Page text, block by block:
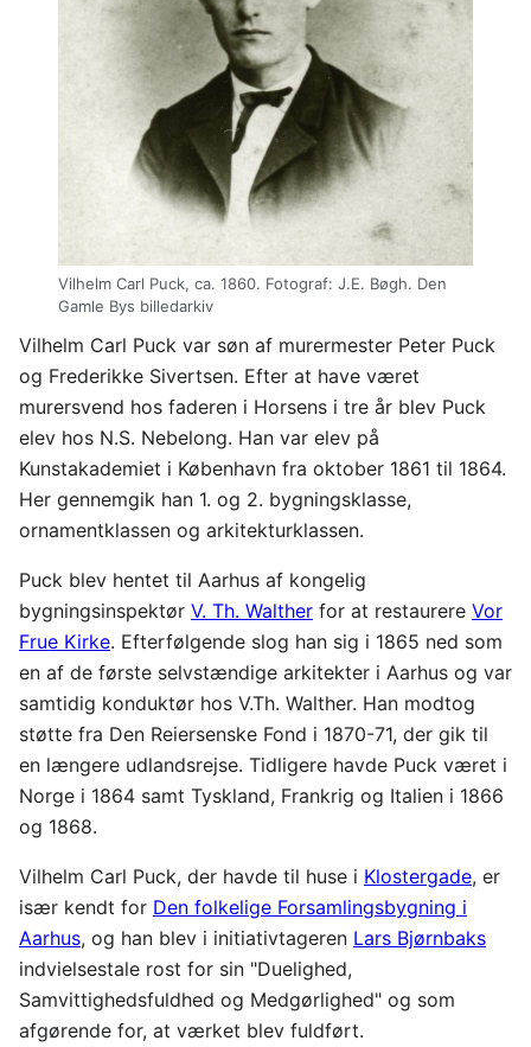
Vilhelm Carl Puck, ca. 1860. Fotograf: J.E. Bøgh. Den
Gamle Bys billedarkiv
Vilhelm Carl Puck var søn af murermester Peter Puck
og Frederikke Sivertsen. Efter at have været
murersvend hos faderen i Horsens i tre år blev Puck
elev hos N.S. Nebelong. Han var elev på
Kunstakademiet i København fra oktober 1861 til 1864.
Her gennemgik han 1. og 2. bygningsklasse,
ornamentklassen og arkitekturklassen.
Puck blev hentet til Aarhus af kongelig
bygningsinspektør V. Th. Walther for at restaurere Vor
Frue Kirke. Efterfølgende slog han sig i 1865 ned som
en af de første selvstændige arkitekter i Aarhus og var
samtidig konduktør hos V.Th. Walther. Han modtog
støtte fra Den Reiersenske Fond i 1870-71, der gik til
en længere udlandsrejse. Tidligere havde Puck været i
Norge i 1864 samt Tyskland, Frankrig og Italien i 1866
og 1868.
Vilhelm Carl Puck, der havde til huse i Klostergade, er
især kendt for Den folkelige Forsamlingsbygning i
Aarhus, og han blev i initiativtageren Lars Bjørnbaks
indvielsestale rost for sin "Duelighed,
Samvittighedsfuldhed og Medgørlighed" og som
afgørende for, at værket blev fuldført.